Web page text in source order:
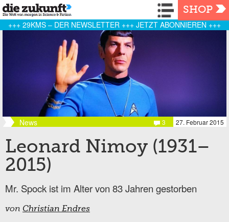
Navigation
SHOP
+++ 29KMS – DER NEWSLETTER +++ JETZT ABONNIEREN +++
News 27. Februar 2015
3
Leonard Nimoy (1931–
2015)
Mr. Spock ist im Alter von 83 Jahren gestorben
von Christian Endres